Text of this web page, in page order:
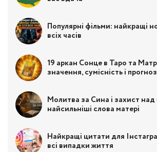
Популярні фільми: найкращі
всіх часів
19 аркан Сонце в Таро та
значення, сумісність і
Молитва за Сина і захист
найсильніші слова матері
Найкращі цитати для
всі випадки життя